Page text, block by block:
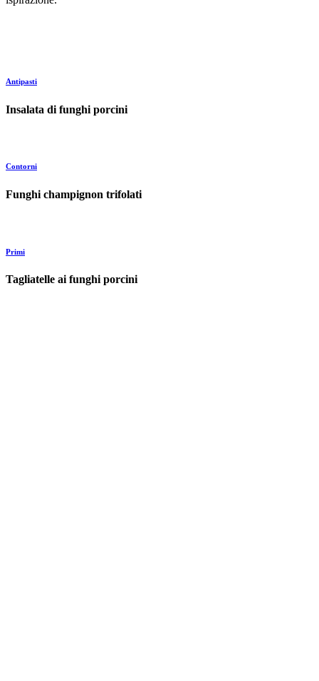
Antipasti
Insalata di funghi porcini
Contorni
Funghi champignon trifolati
Primi
Tagliatelle ai funghi porcini